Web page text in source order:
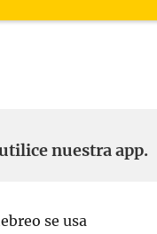
nuestra app.
se usa